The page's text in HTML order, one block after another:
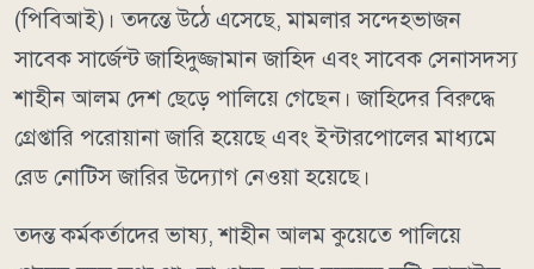
(পিবিআই)। তদন্তে উঠে এসেছে, মামলার সন্দেহভাজন
সাবেক সার্জেন্ট জাহিদুজ্জামান জাহিদ এবং সাবেক সেনাসদস্য
শাহীন আলম দেশ ছেড়ে পালিয়ে গেছেন। জাহিদের বিরুদ্ধে
গ্রেপ্তারি পরোয়ানা জারি হয়েছে এবং ইন্টারপোলের মাধ্যমে
রেড নোটিস জারির উদ্যোগ নেওয়া হয়েছে।
তদন্ত কর্মকর্তাদের ভাষ্য, শাহীন আলম কুয়েতে পালিয়ে